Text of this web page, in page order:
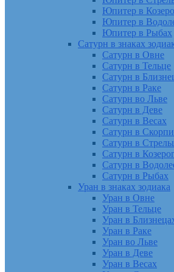
Юпитер в
Юпитер в
Юпитер в Рыбах
Сатурн в знаках
Сатурн в Овне
Сатурн в Тельце
Сатурн в
Сатурн в Раке
Сатурн во Льве
Сатурн в Деве
Сатурн в Весах
Сатурн в
Сатурн в
Сатурн в
Сатурн в
Сатурн в Рыбах
Уран в знаках зодиака
Уран в Овне
Уран в Тельце
Уран в
Уран в Раке
Уран во Льве
Уран в Деве
Уран в Весах